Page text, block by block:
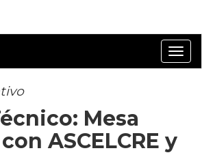
Mesa
ASCELCRE y